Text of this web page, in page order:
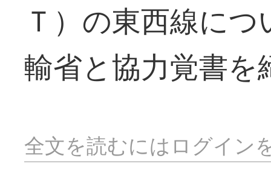
Ｔ）の東西線に
輸省と協力覚書を
全文を読むにはログイン